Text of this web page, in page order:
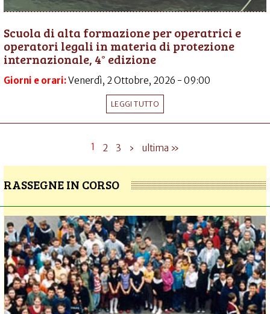
Scuola di alta formazione per operatrici e
operatori legali in materia di protezione
internazionale, 4° edizione
Giorni e orari:Venerdì, 2 Ottobre, 2026 - 09:00
LEGGI TUTTO
1 2 3 › ultima »
RASSEGNE IN CORSO